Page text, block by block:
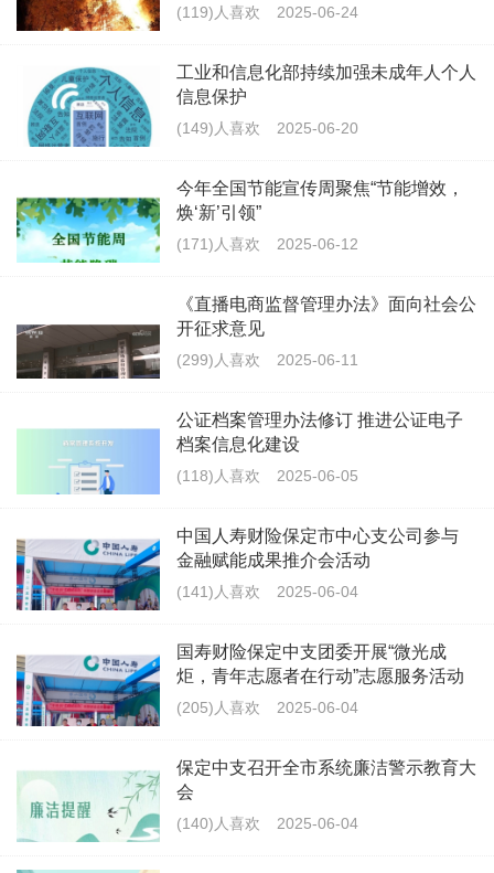
(119)人喜欢 2025-06-24
工业和信息化部持续加强未成年人个人
信息保护
(149)人喜欢 2025-06-20
今年全国节能宣传周聚焦“节能增效，
焕‘新’引领”
(171)人喜欢 2025-06-12
《直播电商监督管理办法》面向社会公
开征求意见
(299)人喜欢 2025-06-11
公证档案管理办法修订 推进公证电子
档案信息化建设
(118)人喜欢 2025-06-05
中国人寿财险保定市中心支公司参与
金融赋能成果推介会活动
(141)人喜欢 2025-06-04
国寿财险保定中支团委开展“微光成
炬，青年志愿者在行动”志愿服务活动
(205)人喜欢 2025-06-04
保定中支召开全市系统廉洁警示教育大
会
(140)人喜欢 2025-06-04